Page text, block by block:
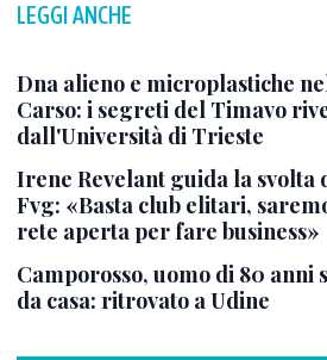
LEGGI ANCHE
Dna alieno e microplastiche
Carso: i segreti del Timavo
dall'Università di Trieste
Irene Revelant guida la svolta
Fvg: «Basta club elitari,
rete aperta per fare business»
Camporosso, uomo di 80 anni
da casa: ritrovato a Udine